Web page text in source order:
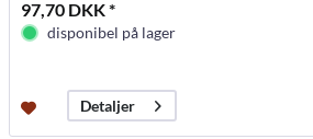
97,70 DKK *
disponibel på lager
Detaljer